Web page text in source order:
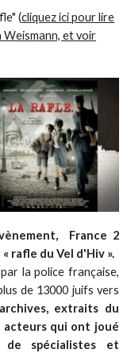
(cliquez ici pour lire
Weismann, et voir
France 2
« rafle du Vel d'Hiv ».
la police française,
de 13000 juifs vers
extraits du
acteurs qui ont joué
de spécialistes et